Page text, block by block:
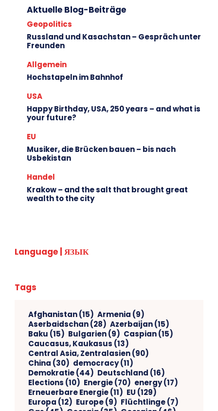
Aktuelle Blog-Beiträge
Geopolitics
Russland und Kasachstan – Gespräch unter
Freunden
Allgemein
Hochstapeln im Bahnhof
USA
Happy Birthday, USA, 250 years – and what is
your future?
EU
Musiker, die Brücken bauen – bis nach
Usbekistan
Handel
Krakow – and the salt that brought great
wealth to the city
Language | ЯЗЫК
Tags
Afghanistan(15) Armenia (9)
Aserbaidschan(28) Azerbaijan(15)
Baku (15) Bulgarien(9) Caspian(15)
Caucasus, Kaukasus (13)
Central Asia, Zentralasien(90)
China (30) democracy(11)
Demokratie(44) Deutschland (16)
Elections (10) Energie(70) energy(17)
Erneuerbare Energie(11) EU (129)
Europa (12) Europe(9) Flüchtlinge(7)